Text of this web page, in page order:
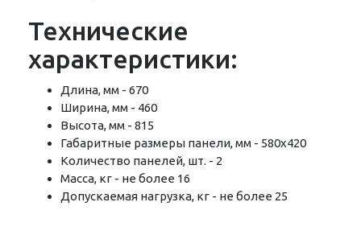
Технические
характеристики:
Длина, мм - 670
Ширина, мм - 460
Высота, мм - 815
Габаритные размеры панели, мм - 580х420
Количество панелей, шт. - 2
Масса, кг - не более 16
Допускаемая нагрузка, кг - не более 25